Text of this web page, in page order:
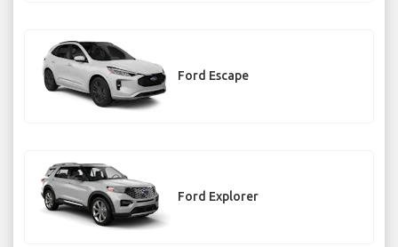
Ford Escape
Ford Explorer